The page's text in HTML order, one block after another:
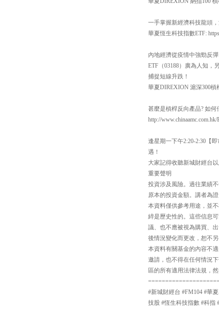
一手掌握新經濟科技龍頭
華夏恆生科技指數ETF:
內地經濟從疫情中強勁反
ETF（03188）廣為人知，
捕捉短線升跌！
華夏DIREXION 滬深300槓
甚麼是槓桿反向產品? 如
http://
逢星期一下午2:20-2:30【
遇！
大家記得收聽新城財經台
重要聲明
投資涉及風險。過往業績
原本的投資金額。講者為
本資料僅供參考用途，並
綷是歷史性的。這些信息
議、也不應被視為購買、
後情況變化而更改，恕不
本資料有關基金的內容不
邀請，也不得在任何情況
區的所有適用法律法規，
#新城財經台 #FM104 #華
技股 #恆生科技指數 #科指